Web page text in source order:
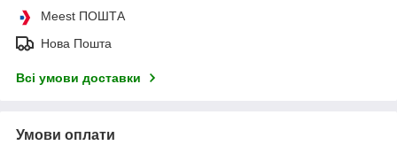
Meest ПОШТА
Нова Пошта
Всі умови доставки
Умови оплати